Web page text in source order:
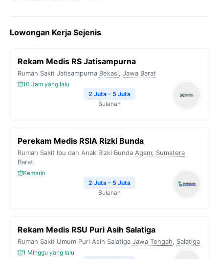
e
o
o
t
e
e
r
a
t
A
y
i
n
k
Lowongan Kerja Sejenis
Rekam Medis RS Jatisampurna
Rumah Sakit Jatisampurna Bekasi, Jawa Barat
10 Jam yang lalu
2 Juta - 5 Juta
Bulanan
Perekam Medis RSIA Rizki Bunda
Rumah Sakit Ibu dan Anak Rizki Bunda Agam, Sumatera
Barat
Kemarin
2 Juta - 5 Juta
Bulanan
Rekam Medis RSU Puri Asih Salatiga
Rumah Sakit Umum Puri Asih Salatiga Jawa Tengah, Salatiga
1 Minggu yang lalu